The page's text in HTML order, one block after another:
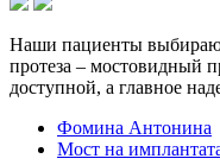
Наши пациенты
протеза – мостовидный
доступной, а главное
Фомина Антонина
Мост на